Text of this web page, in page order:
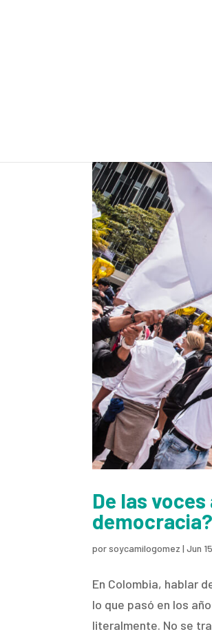
De las
democracia?
porsoycamilogomez |Jun
En Colombia, hablar
lo que pasó en los
literalmente. No se